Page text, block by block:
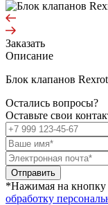
Заказать
Описание
Блок клапанов
Остались вопросы?
Оставьте свои
Отправить
*Нажимая на кнопку
обработку